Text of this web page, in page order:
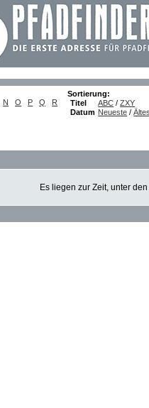
N O P Q
R
Sortierung:
Titel
ABC /ZXY
Datum Neueste /
Es liegen zur Zeit, unter